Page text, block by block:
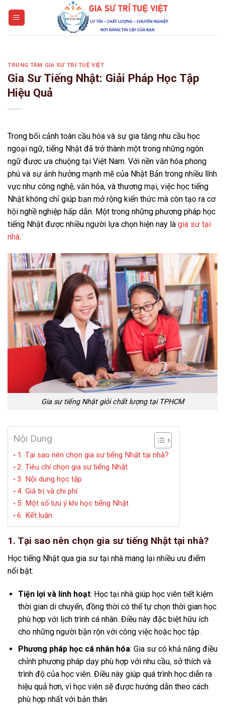
TRUNG TÂM GIA SƯ TRÍ TUỆ VIỆT
Gia Sư Tiếng Nhật: Giải Pháp Học Tập
Hiệu Quả
Trong bối cảnh toàn cầu hóa và sự gia tăng nhu cầu học
ngoại ngữ, tiếng Nhật đã trở thành một trong những ngôn
ngữ được ưa chuộng tại Việt Nam. Với nền văn hóa phong
phú và sự ảnh hưởng mạnh mẽ của Nhật Bản trong nhiều lĩnh
vực như công nghệ, văn hóa, và thương mại, việc học tiếng
Nhật không chỉ giúp bạn mở rộng kiến thức mà còn tạo ra cơ
hội nghề nghiệp hấp dẫn. Một trong những phương pháp học
tiếng Nhật được nhiều người lựa chọn hiện nay là gia sư tại
nhà.
Gia sư tiếng Nhật giỏi chất lượng tại TPHCM
Nội Dung
1. Tại sao nên chọn gia sư tiếng Nhật tại nhà?
2. Tiêu chí chọn gia sư tiếng Nhật
3. Nội dung học tập
4. Giá trị và chi phí
5. Một số lưu ý khi học tiếng Nhật
6. Kết luận
1. Tại sao nên chọn gia sư tiếng Nhật tại nhà?
Học tiếng Nhật qua gia sư tại nhà mang lại nhiều ưu điểm
nổi bật:
Tiện lợi và linh hoạt: Học tại nhà giúp học viên tiết kiệm
thời gian di chuyển, đồng thời có thể tự chọn thời gian học
phù hợp với lịch trình cá nhân. Điều này đặc biệt hữu ích
cho những người bận rộn với công việc hoặc học tập.
Phương pháp học cá nhân hóa: Gia sư có khả năng điều
chỉnh phương pháp dạy phù hợp với nhu cầu, sở thích và
trình độ của học viên. Điều này giúp quá trình học diễn ra
hiệu quả hơn, vì học viên sẽ được hướng dẫn theo cách
phù hợp nhất với bản thân.